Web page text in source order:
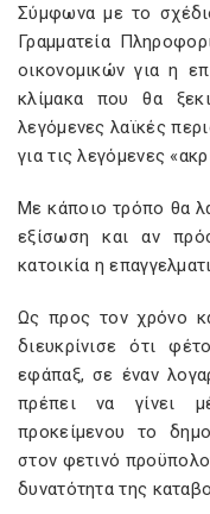
Σύμφωνα με το
Γραμματεία
οικονομικών για η
κλίμακα που θα
λεγόμενες λαϊκές
για τις λεγόμενες
Με κάποιο τρόπο θα
εξίσωση και αν
κατοικία η
Ως προς τον χρόνο
διευκρίνισε ότι
εφάπαξ, σε έναν
πρέπει να γίνει
προκείμενου το
στον φετινό
δυνατότητα της